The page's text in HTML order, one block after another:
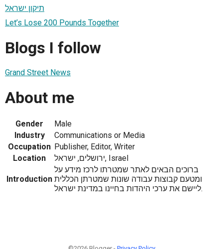
תיקון ישראל
Let’s Lose 200 Pounds Together
Blogs I follow
Grand Street News
About me
Gender
Male
Industry
Communications or Media
Occupation Publisher, Editor, Writer
Location
ירושלים, ישראל, Israel
Introduction
ברוכים הבאים לאתר שמטרתו לרכז מידע על
ומטעם קבוצות עבודה שונות שמטרתן הכללית
ליישם את ערכי היהדות בחיינו במדינת ישראל.